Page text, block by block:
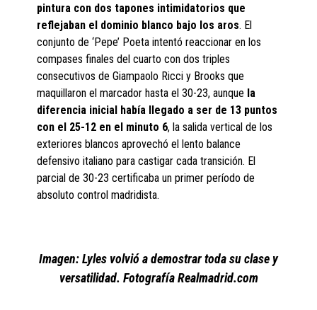
pintura con dos tapones intimidatorios que
reflejaban el dominio blanco bajo los aros. El
conjunto de ‘Pepe’ Poeta intentó reaccionar en los
compases finales del cuarto con dos triples
consecutivos de Giampaolo Ricci y Brooks que
maquillaron el marcador hasta el 30-23, aunque la
diferencia inicial había llegado a ser de 13 puntos
con el 25-12 en el minuto 6, la salida vertical de los
exteriores blancos aprovechó el lento balance
defensivo italiano para castigar cada transición. El
parcial de 30-23 certificaba un primer período de
absoluto control madridista.
Imagen: Lyles volvió a demostrar toda su clase y
versatilidad. Fotografía Realmadrid.com